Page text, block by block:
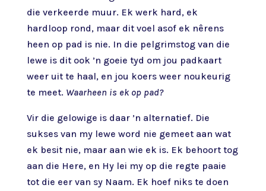
die verkeerde muur. Ek werk hard, ek
hardloop rond, maar dit voel asof ek nêrens
heen op pad is nie. In die pelgrimstog van die
lewe is dit ook ’n goeie tyd om jou padkaart
weer uit te haal, en jou koers weer noukeurig
te meet. Waarheen is ek op pad?
Vir die gelowige is daar ’n alternatief. Die
sukses van my lewe word nie gemeet aan wat
ek besit nie, maar aan wie ek is. Ek behoort tog
aan die Here, en Hy lei my op die regte paaie
tot die eer van sy Naam. Ek hoef niks te doen